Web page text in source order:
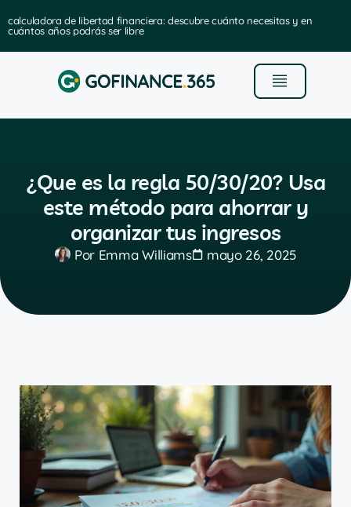
calculadora de libertad financiera: descubre cuánto necesitas y en
cuántos años podrás ser libre
¿Que es la regla 50/30/20? Usa
este método para ahorrar y
organizar tus ingresos
Por Emma Williams mayo 26, 2025